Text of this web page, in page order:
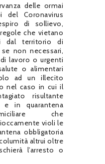
delle ormai
Coronavirus
di sollievo,
che vietano
dal territorio di
non necessari,
lavoro o urgenti
o alimentari
ad un illecito
nel caso in cui il
risultante
in quarantena
che
violi le
obbligatoria
altrui oltre
l’arresto o